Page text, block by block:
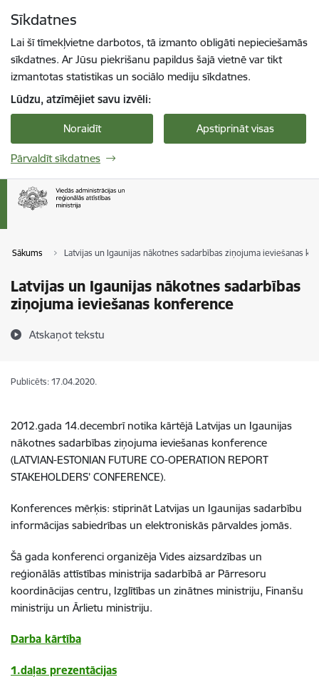
Sīkdatnes
Lai šī tīmekļvietne darbotos, tā izmanto obligāti nepieciešamās
sīkdatnes. Ar Jūsu piekrišanu papildus šajā vietnē var tikt
izmantotas statistikas un sociālo mediju sīkdatnes.
Lūdzu, atzīmējiet savu izvēli:
Noraidīt Apstiprināt visas
Pārvaldīt sīkdatnes
Sākums Latvijas un Igaunijas nākotnes sadarbības ziņojuma ieviešanas
Latvijas un Igaunijas nākotnes sadarbības
ziņojuma ieviešanas konference
Atskaņot tekstu
Publicēts: 17.04.2020.
2012.gada 14.decembrī notika kārtējā Latvijas un Igaunijas
nākotnes sadarbības ziņojuma ieviešanas konference
(LATVIAN-ESTONIAN FUTURE CO-OPERATION REPORT
STAKEHOLDERS’ CONFERENCE).
Konferences mērķis: stiprināt Latvijas un Igaunijas sadarbību
informācijas sabiedrības un elektroniskās pārvaldes jomās.
Šā gada konferenci organizēja Vides aizsardzības un
reģionālās attīstības ministrija sadarbībā ar Pārresoru
koordinācijas centru, Izglītības un zinātnes ministriju, Finanšu
ministriju un Ārlietu ministriju.
Darba kārtība
1.daļas prezentācijas